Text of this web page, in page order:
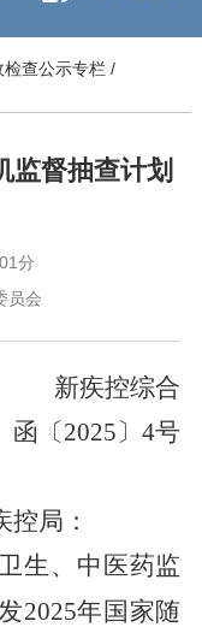
检查公示专栏/
监督抽查计划
分
员会
新疾控综合
函
〔2025〕4号
控局 ：
生、中医药监
2025年国家随